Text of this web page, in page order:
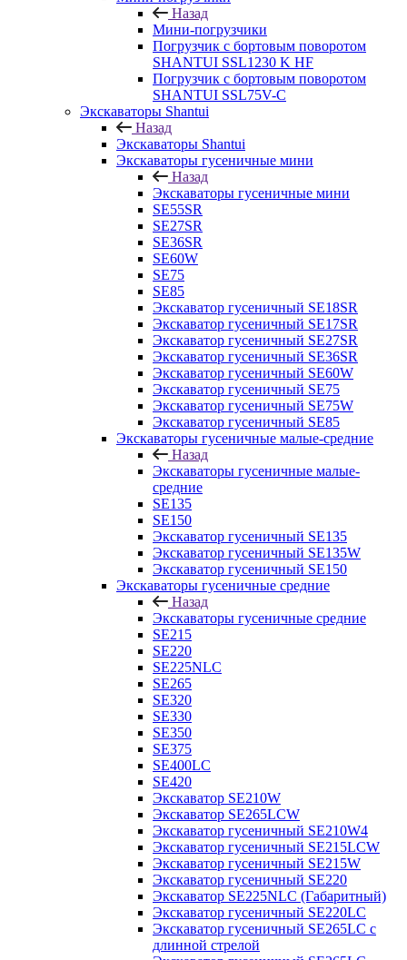
Назад
Мини-погрузчики
Погрузчик с бортовым поворотом
SHANTUI SSL1230 K HF
Погрузчик с бортовым поворотом
SHANTUI SSL75V-C
Экскаваторы Shantui
Назад
Экскаваторы Shantui
Экскаваторы гусеничные мини
Назад
Экскаваторы гусеничные мини
SE55SR
SE27SR
SE36SR
SE60W
SE75
SE85
Экскаватор гусеничный SE18SR
Экскаватор гусеничный SE17SR
Экскаватор гусеничный SE27SR
Экскаватор гусеничный SE36SR
Экскаватор гусеничный SE60W
Экскаватор гусеничный SE75
Экскаватор гусеничный SE75W
Экскаватор гусеничный SE85
Экскаваторы гусеничные малые-средние
Назад
Экскаваторы гусеничные малые-
средние
SE135
SE150
Экскаватор гусеничный SE135
Экскаватор гусеничный SE135W
Экскаватор гусеничный SE150
Экскаваторы гусеничные средние
Назад
Экскаваторы гусеничные средние
SE215
SE220
SE225NLC
SE265
SE320
SE330
SE350
SE375
SE400LC
SE420
Экскаватор SE210W
Экскаватор SE265LCW
Экскаватор гусеничный SE210W4
Экскаватор гусеничный SE215LCW
Экскаватор гусеничный SE215W
Экскаватор гусеничный SE220
Экскаватор SE225NLC (Габаритный)
Экскаватор гусеничный SE220LC
Экскаватор гусеничный SE265LC с
длинной стрелой